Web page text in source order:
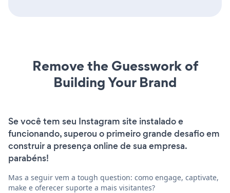
Remove the Guesswork of
Building Your Brand
Se você tem seu Instagram site instalado e
funcionando, superou o primeiro grande desafio em
construir a presença online de sua empresa.
parabéns!
Mas a seguir vem a tough question: como engage, captivate,
make e oferecer suporte a mais visitantes?